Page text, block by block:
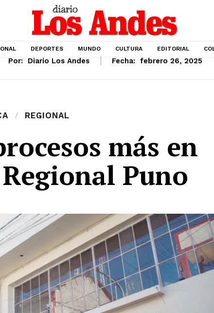
DEPORTES MUNDO CULTURA EDITORIAL
Por: Diario Los Andes Fecha: febrero 26, 2025
REGIONAL
más en
Puno